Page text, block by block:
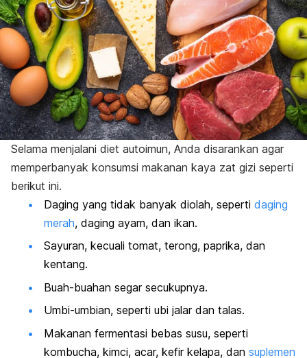
Selama menjalani diet autoimun, Anda disarankan agar
memperbanyak konsumsi makanan kaya zat gizi seperti
berikut ini.
Daging yang tidak banyak diolah, seperti daging
merah, daging ayam, dan ikan.
Sayuran, kecuali tomat, terong, paprika, dan
kentang.
Buah-buahan segar secukupnya.
Umbi-umbian, seperti ubi jalar dan talas.
Makanan fermentasi bebas susu, seperti
kombucha, kimci, acar, kefir kelapa, dan suplemen